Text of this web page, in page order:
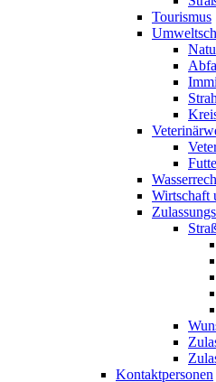
Tourismus
Wirtschaft
Kontaktpersonen